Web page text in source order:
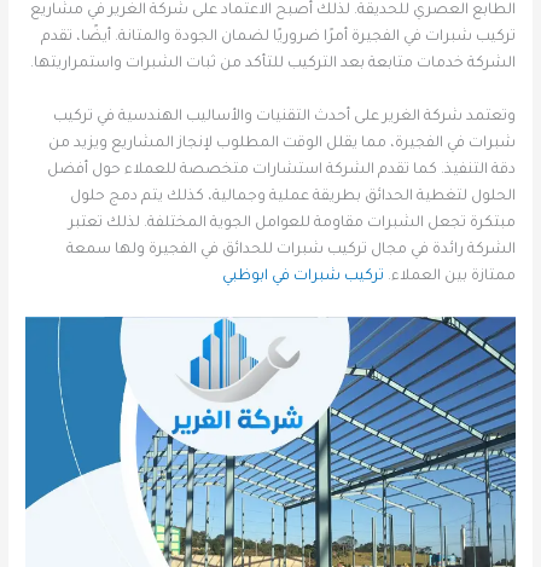
الطابع العصري للحديقة. لذلك أصبح الاعتماد على شركة الغرير في مشاريع
تركيب شبرات في الفجيرة أمرًا ضروريًا لضمان الجودة والمتانة. أيضًا، تقدم
الشركة خدمات متابعة بعد التركيب للتأكد من ثبات الشبرات واستمراريتها.
وتعتمد شركة الغرير على أحدث التقنيات والأساليب الهندسية في تركيب
شبرات في الفجيرة، مما يقلل الوقت المطلوب لإنجاز المشاريع ويزيد من
دقة التنفيذ. كما تقدم الشركة استشارات متخصصة للعملاء حول أفضل
الحلول لتغطية الحدائق بطريقة عملية وجمالية، كذلك يتم دمج حلول
مبتكرة تجعل الشبرات مقاومة للعوامل الجوية المختلفة. لذلك تعتبر
الشركة رائدة في مجال تركيب شبرات للحدائق في الفجيرة ولها سمعة
ممتازة بين العملاء. تركيب شبرات في ابوظبي